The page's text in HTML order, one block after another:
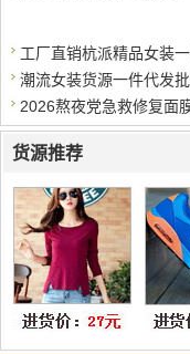
工厂直销杭派精品女装
潮流女装货源一件代发批
2026熬夜党急救修复面
货源推荐